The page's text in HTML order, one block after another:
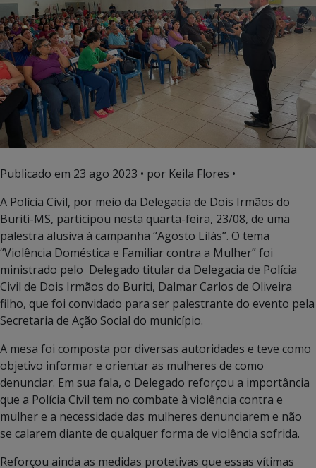
Publicado em 23 ago 2023 • por Keila Flores •
A Polícia Civil, por meio da Delegacia de Dois Irmãos do
Buriti-MS, participou nesta quarta-feira, 23/08, de uma
palestra alusiva à campanha “Agosto Lilás”. O tema
“Violência Doméstica e Familiar contra a Mulher” foi
ministrado pelo Delegado titular da Delegacia de Polícia
Civil de Dois Irmãos do Buriti, Dalmar Carlos de Oliveira
filho, que foi convidado para ser palestrante do evento pela
Secretaria de Ação Social do município.
A mesa foi composta por diversas autoridades e teve como
objetivo informar e orientar as mulheres de como
denunciar. Em sua fala, o Delegado reforçou a importância
que a Polícia Civil tem no combate à violência contra e
mulher e a necessidade das mulheres denunciarem e não
se calarem diante de qualquer forma de violência sofrida.
Reforçou ainda as medidas protetivas que essas vítimas